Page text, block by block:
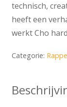
technisch,
heeft een
werkt Cho
Categorie: